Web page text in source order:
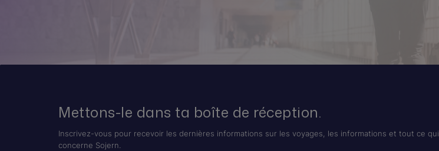
Mettons-le dans ta boîte de réception.
Inscrivez-vous pour recevoir les dernières informations sur les voyages, les informations et tout ce qui
concerne Sojern.